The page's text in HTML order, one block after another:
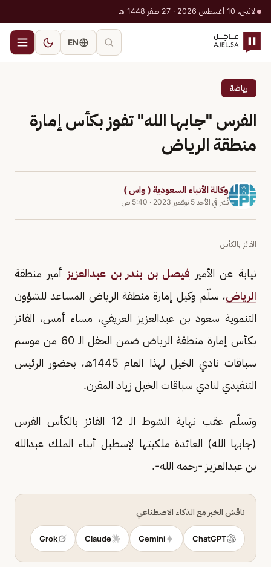
الاثنين، 10 أغسطس 2026 · 27 صفر 1448 هـ
EN
رياضة
الفرس "جابها الله" تفوز بكأس إمارة
منطقة الرياض
وكالة الأنباء السعودية ( واس )
نُشر في الأحد 5 نوفمبر 2023 · 5:40 ص
الفائز بالكأس
نيابة عن الأمير فيصل بن بندر بن عبدالعزيز أمير منطقة
الرياض، سلّم وكيل إمارة منطقة الرياض المساعد للشؤون
التنموية سعود بن عبدالعزيز العريفي، مساء أمس، الفائز
بكأس إمارة منطقة الرياض ضمن الحفل الـ 60 من موسم
سباقات نادي الخيل لهذا العام 1445هـ، بحضور الرئيس
التنفيذي لنادي سباقات الخيل زياد المقرن.
وتسلّم عقب نهاية الشوط الـ 12 الفائز بالكأس الفرس
(جابها الله) العائدة ملكيتها لإسطبل أبناء الملك عبدالله
بن عبدالعزيز -رحمه الله-.
ناقش الخبر مع الذكاء الاصطناعي
ChatGPT
Gemini
Claude
Grok